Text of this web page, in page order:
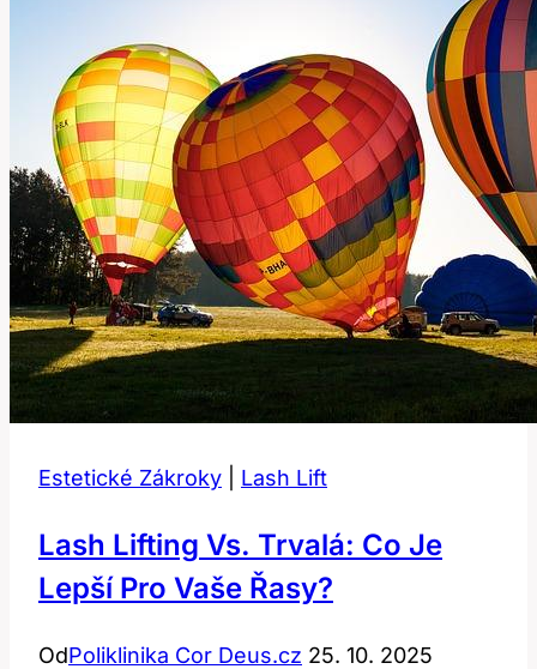
Estetické Zákroky Lash Lift
Lash Lifting Vs. Trvalá: Co Je
Lepší Pro Vaše Řasy?
OdPoliklinika Cor Deus.cz 25. 10. 2025